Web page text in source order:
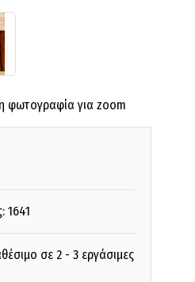
φωτογραφία για zoom
1641
σε 2 - 3 εργάσιμες